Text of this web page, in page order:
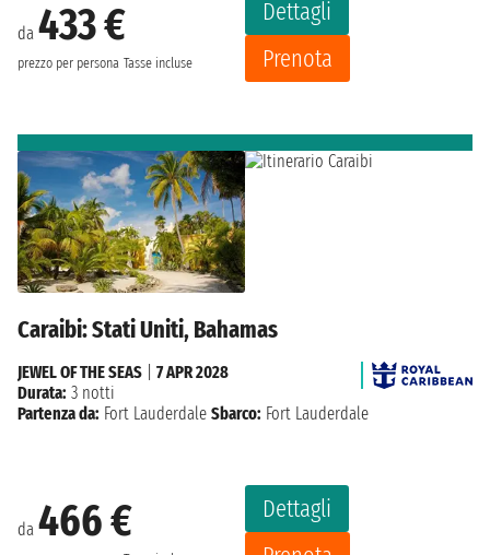
da 433 €
prezzo per persona Tasse incluse
Dettagli
Prenota
Caraibi: Stati Uniti, Bahamas
da 466 €
Dettagli
JEWEL OF THE SEAS
7 APR 2028
Durata: 3 notti
Partenza da: Fort Lauderdale Sbarco: Fort Lauderdale